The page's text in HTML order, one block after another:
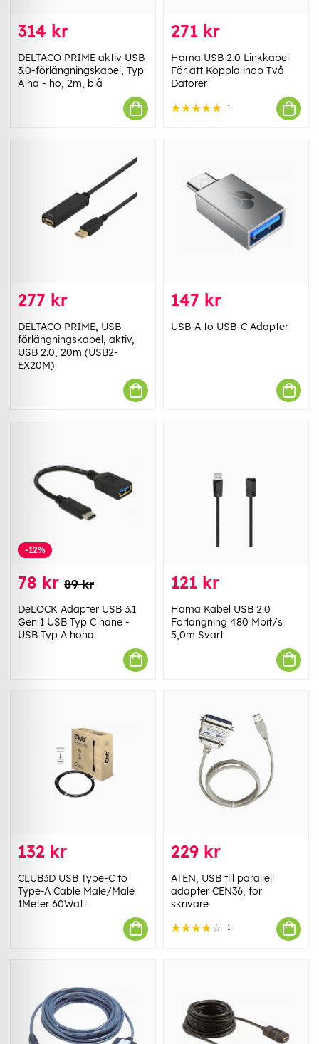
314 kr
DELTACO PRIME aktiv USB
3.0-förlängningskabel, Typ
A ha - ho, 2m, blå
271 kr
Hama USB 2.0 Linkkabel
För att Koppla ihop Två
Datorer
1
277 kr
DELTACO PRIME, USB
förlängningskabel, aktiv,
USB 2.0, 20m (USB2-
EX20M)
147 kr
USB-A to USB-C Adapter
-12%
78 kr 89 kr
DeLOCK Adapter USB 3.1
Gen 1 USB Typ C hane -
USB Typ A hona
121 kr
Hama Kabel USB 2.0
Förlängning 480 Mbit/s
5,0m Svart
132 kr
CLUB3D USB Type-C to
Type-A Cable Male/Male
1Meter 60Watt
229 kr
ATEN, USB till parallell
adapter CEN36, för
skrivare
1